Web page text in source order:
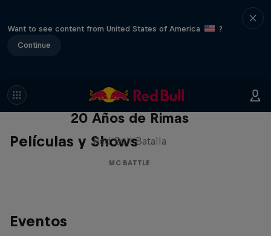
Want to see content from United States of America
?
Continue
Películas y Shows
Red Bull Batalla Nueva Historia:
20 Años de Rimas
Red Bull Batalla
MC BATTLE
Eventos